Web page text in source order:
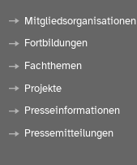
ZUR WEBSEITE
Mitgliedsorganisationen
Fortbildungen
Fachthemen
Projekte
Presseinformationen
Pressemitteilungen